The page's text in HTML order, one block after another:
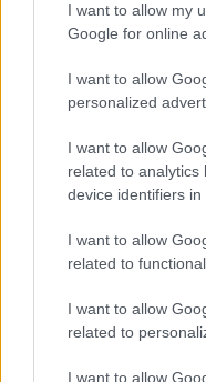
I want to allow my
Google for online
I want to allow
personalized
I want to allow
related to analytics
device identifiers in
I want to allow
related to
I want to allow
related to
I want to allow